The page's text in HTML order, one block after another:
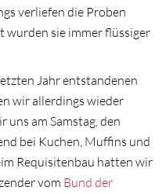
verliefen die Proben
wurden sie immer flüssiger
Jahr entstandenen
wir allerdings wieder
uns am Samstag, den
bei Kuchen, Muffins und
Requisitenbau hatten wir
vom Bund der